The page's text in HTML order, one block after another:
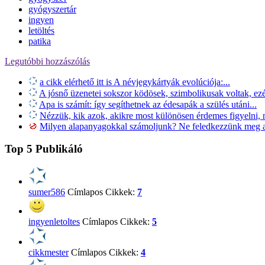
gyógyszertár
ingyen
letöltés
patika
Legutóbbi hozzászólás
a cikk elérhető itt is A névjegykártyák evolúciója:...
A jósnő üzenetei sokszor ködösek, szimbolikusak voltak,
Apa is számít: így segíthetnek az édesapák a szülés utáni...
Nézzük, kik azok, akikre most különösen érdemes figyelni,
Milyen alapanyagokkal számoljunk? Ne feledkezzünk meg
Top 5 Publikáló
sumer586 Címlapos Cikkek: 7
ingyenletoltes Címlapos Cikkek: 5
cikkmester Címlapos Cikkek: 4